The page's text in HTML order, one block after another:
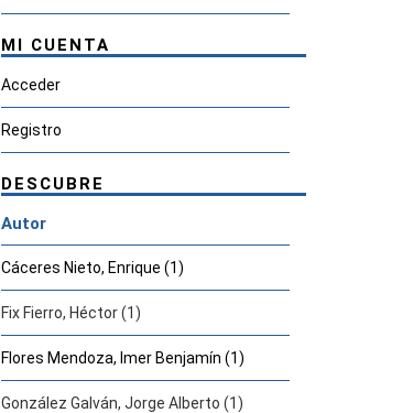
MI CUENTA
Acceder
Registro
DESCUBRE
Autor
Cáceres Nieto, Enrique (1)
Fix Fierro, Héctor (1)
Flores Mendoza, Imer Benjamín (1)
González Galván, Jorge Alberto (1)